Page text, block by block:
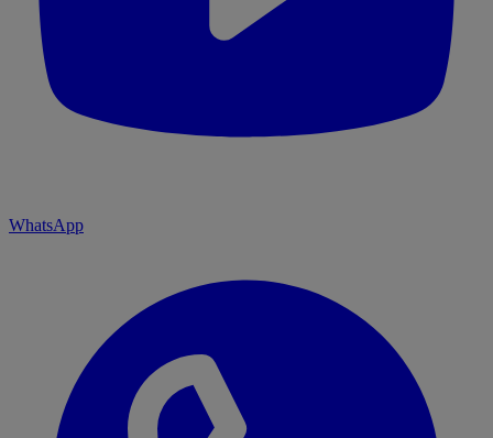
WhatsApp